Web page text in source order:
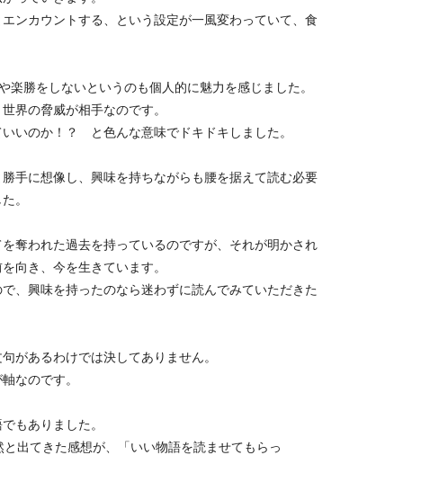
ンカウントする、という設定が一風変わっていて、食
勝をしないというのも個人的に魅力を感じました。
界の脅威が相手なのです。
いのか！？ と色んな意味でドキドキしました。
手に想像し、興味を持ちながらも腰を据えて読む必要
。
奪われた過去を持っているのですが、それが明かされ
向き、今を生きています。
、興味を持ったのなら迷わずに読んでみていただきた
があるわけでは決してありません。
なのです。
もありました。
出てきた感想が、「いい物語を読ませてもらっ